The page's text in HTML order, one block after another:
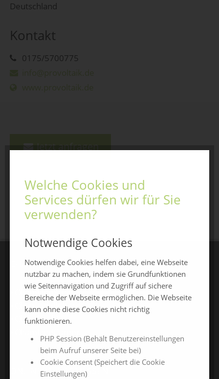
Deutschland
Kontakt
0175/5700775
Jetzt anfragen
zurück zur Übersicht
CHAMLAND MESSEN
ChamlandSchau
ChamLandleben
ChamlandBau
ONLINE-JAHRESMESSEN
Welche Cookies und
Services dürfen wir für Sie
verwenden?
Notwendige Cookies
Notwendige Cookies helfen dabei, eine Webseite
nutzbar zu machen, indem sie Grundfunktionen
wie Seitennavigation und Zugriff auf sichere
Bereiche der Webseite ermöglichen. Die Webseite
kann ohne diese Cookies nicht richtig
funktionieren.
PHP Session (Behält Benutzereinstellungen
beim Aufruf unserer Seite bei)
Cookie Consent (Speichert die Cookie
Einstellungen)